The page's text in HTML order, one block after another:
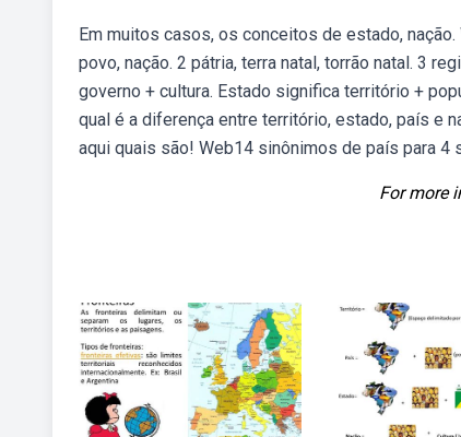
Em muitos casos, os conceitos de estado,
povo, nação. 2 pátria, terra natal, torrão natal. 3
governo + cultura. Estado significa território +
qual é a diferença entre território, estado, país e
aqui quais são! Web14 sinônimos de país para 4
For more